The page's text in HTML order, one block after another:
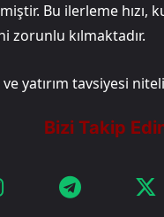
Bu ilerleme hızı,
kılmaktadır.
yatırım tavsiyesi